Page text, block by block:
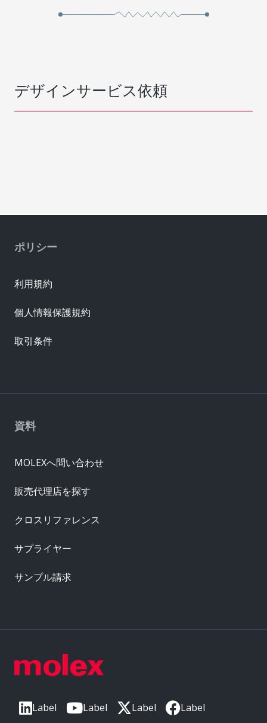
デザインサービス依頼
Label Label Label Label
資料
MOLEXへ問い合わせ
販売代理店を探す
クロスリファレンス
サプライヤー
サンプル請求
ポリシー
利用規約
個人情報保護規約
取引条件